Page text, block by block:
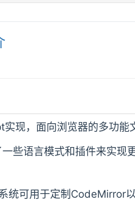
现，面向浏览器的多功能
些语言模式和插件来实现
统可用于定制CodeMirror